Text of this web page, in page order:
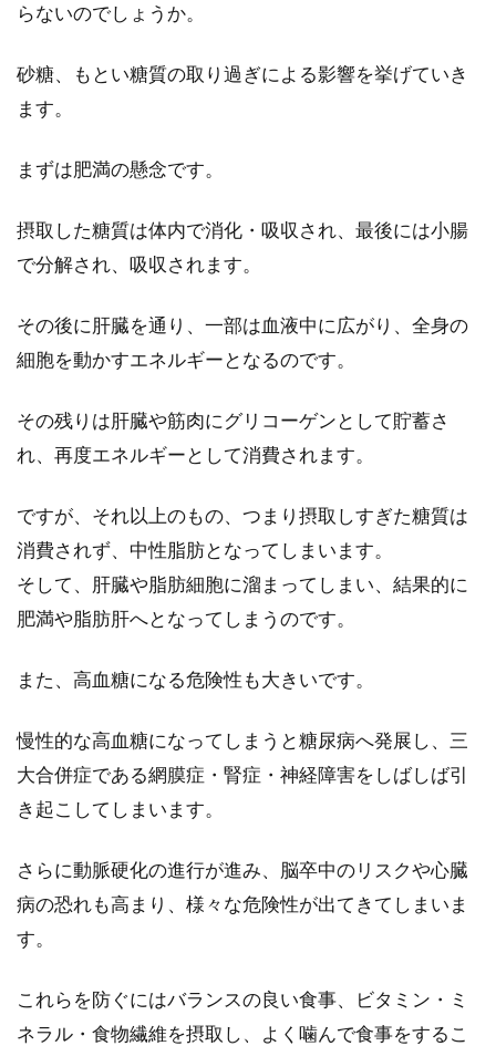
らないのでしょうか。
砂糖、もとい糖質の取り過ぎによる影響を挙げていき
ます。
まずは肥満の懸念です。
摂取した糖質は体内で消化・吸収され、最後には小腸
で分解され、吸収されます。
その後に肝臓を通り、一部は血液中に広がり、全身の
細胞を動かすエネルギーとなるのです。
その残りは肝臓や筋肉にグリコーゲンとして貯蓄さ
れ、再度エネルギーとして消費されます。
ですが、それ以上のもの、つまり摂取しすぎた糖質は
消費されず、中性脂肪となってしまいます。
そして、肝臓や脂肪細胞に溜まってしまい、結果的に
肥満や脂肪肝へとなってしまうのです。
また、高血糖になる危険性も大きいです。
慢性的な高血糖になってしまうと糖尿病へ発展し、三
大合併症である網膜症・腎症・神経障害をしばしば引
き起こしてしまいます。
さらに動脈硬化の進行が進み、脳卒中のリスクや心臓
病の恐れも高まり、様々な危険性が出てきてしまいま
す。
これらを防ぐにはバランスの良い食事、ビタミン・ミ
ネラル・食物繊維を摂取し、よく噛んで食事をするこ